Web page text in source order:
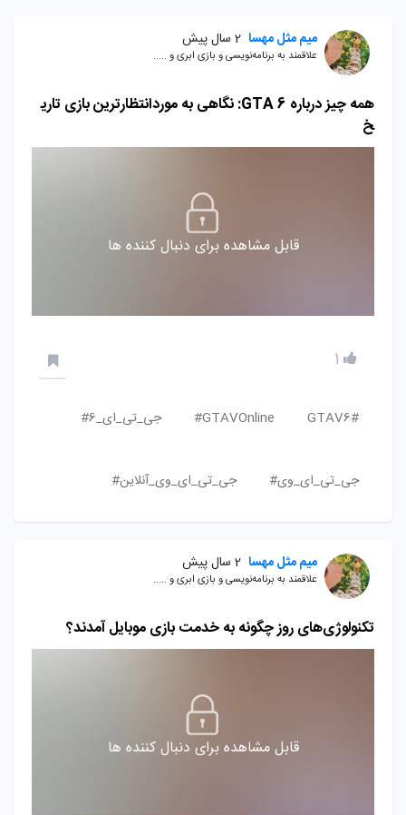
میم مثل مهسا 2 سال پیش
علاقمند به برنامه‌نویسی و بازی ابری و .....
همه چیز درباره GTA 6: نگاهی به موردانتظارترین بازی تاری
خ
قابل مشاهده برای دنبال کننده ها
1
GTAV6#
GTAVOnline# جی_تی_ای_6#
جی_تی_ای_وی# جی_تی_ای_وی_آنلاین#
میم مثل مهسا 2 سال پیش
علاقمند به برنامه‌نویسی و بازی ابری و .....
تکنولوژی‌های روز چگونه به خدمت بازی موبایل آمدند؟
قابل مشاهده برای دنبال کننده ها